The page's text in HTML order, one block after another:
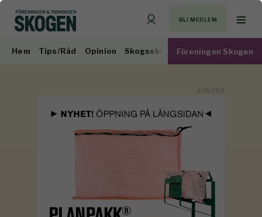
BLI MEDLEM
Hem Tips/Råd Opinion Skogsskötsel Virkesmarknad
Föreningen Skogen